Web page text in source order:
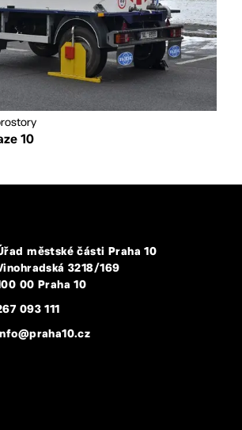
10
městské části Praha 10
3218/169
00 Praha 10
093 111